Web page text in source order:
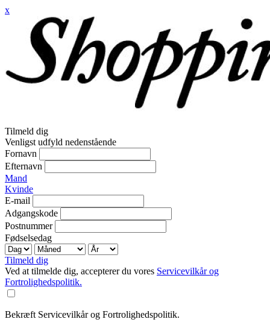
x
Tilmeld dig
Venligst udfyld nedenstående
Fornavn
Efternavn
Mand
Kvinde
E-mail
Adgangskode
Postnummer
Fødselsedag
Tilmeld dig
Ved at tilmelde dig, accepterer du vores Servicevilkår og
Fortrolighedspolitik.
Bekræft Servicevilkår og Fortrolighedspolitik.